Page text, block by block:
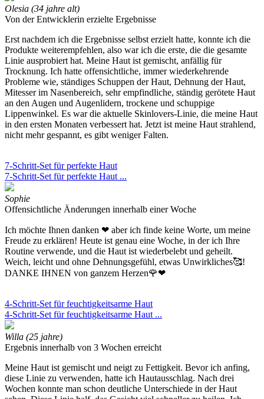
Olesia (34 jahre alt)
Von der Entwicklerin erzielte Ergebnisse
Erst nachdem ich die Ergebnisse selbst erzielt hatte, konnte ich die
Produkte weiterempfehlen, also war ich die erste, die die gesamte
Linie ausprobiert hat. Meine Haut ist gemischt, anfällig für
Trocknung. Ich hatte offensichtliche, immer wiederkehrende
Probleme wie, ständiges Schuppen der Haut, Dehnung der Haut,
Mitesser im Nasenbereich, sehr empfindliche, ständig gerötete Haut
an den Augen und Augenlidern, trockene und schuppige
Lippenwinkel. Es war die aktuelle Skinlovers-Linie, die meine Haut
in den ersten Monaten verbessert hat. Jetzt ist meine Haut strahlend,
nicht mehr gespannt, es gibt weniger Falten.
7-Schritt-Set für perfekte Haut
7-Schritt-Set für perfekte Haut ...
Sophie
Offensichtliche Änderungen innerhalb einer Woche
Ich möchte Ihnen danken ❤ aber ich finde keine Worte, um meine
Freude zu erklären! Heute ist genau eine Woche, in der ich Ihre
Routine verwende, und die Haut ist wiederbelebt und geheilt.
Weich, leicht und ohne Dehnungsgefühl, etwas Unwirkliches🥰!
DANKE IHNEN von ganzem Herzen🌹❤
4-Schritt-Set für feuchtigkeitsarme Haut
4-Schritt-Set für feuchtigkeitsarme Haut ...
Willa (25 jahre)
Ergebnis innerhalb von 3 Wochen erreicht
Meine Haut ist gemischt und neigt zu Fettigkeit. Bevor ich anfing,
diese Linie zu verwenden, hatte ich Hautausschlag. Nach drei
Wochen konnte man schon deutliche Unterschiede in der Haut